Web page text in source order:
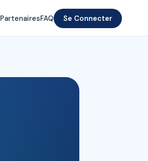
PartenairesFAQ Se Connecter